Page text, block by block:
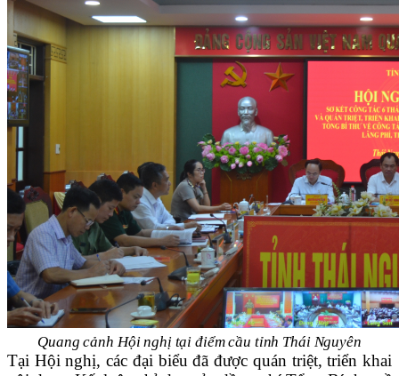
Quang cảnh Hội nghị tại điểm cầu tỉnh Thái Nguyên
Tại Hội nghị, các đại biểu đã được quán triệt, triển khai